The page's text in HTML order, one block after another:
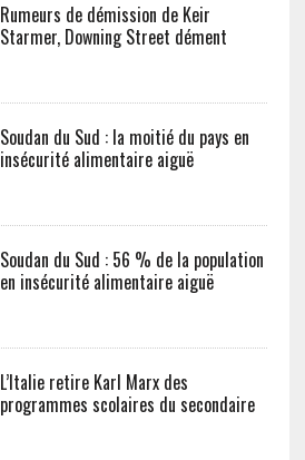
Rumeurs de démission de Keir
Starmer, Downing Street dément
Soudan du Sud : la moitié du pays en
insécurité alimentaire aiguë
Soudan du Sud : 56 % de la population
en insécurité alimentaire aiguë
L’Italie retire Karl Marx des
programmes scolaires du secondaire